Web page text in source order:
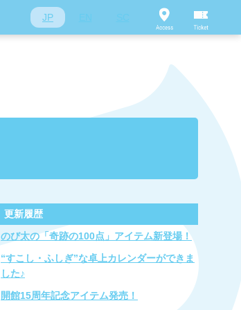
JP
更新履歴
のび太の「奇跡の100点」アイテム新登場！
“すこし・ふしぎ”な卓上カレンダーができま
した♪
開館15周年記念アイテム発売！